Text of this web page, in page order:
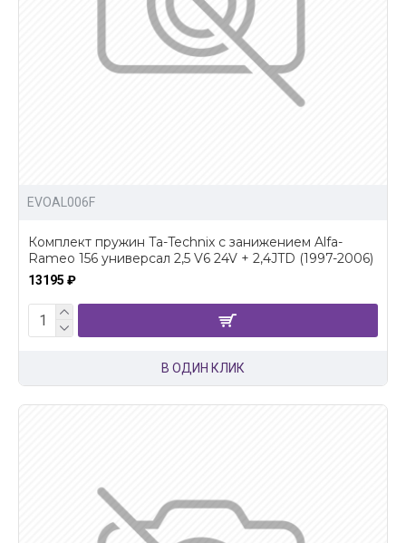
EVOAL006F
Комплект пружин Ta-Technix с занижением Alfa-
Rameo 156 универсал 2,5 V6 24V + 2,4JTD (1997-2006)
13195 ₽
В ОДИН КЛИК